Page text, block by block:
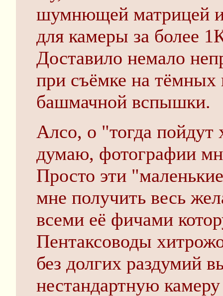
шумнющей матрицей и
для камеры за более
Доставило немало
при съёмке на тёмных
башмачной вспышки.
Алсо, о "тогда
думаю, фотографии
Просто эти
мне получить весь
всеми её фичами
Пентаксоводы
без долгих раздумий
нестандартную